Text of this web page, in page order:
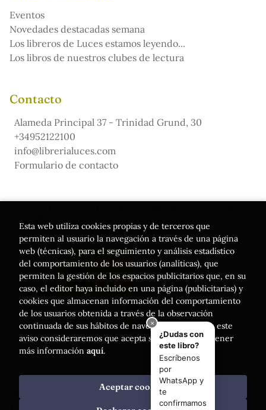
Eventos
Novedades destacadas semana
Los libreros de Luces estamos leyendo...
Los libros de nuestros clubes de lectura
Contacto
Alameda Principal 37 - Trinidad Grund, 30
+34952122100
info@librerialuces.com
Formulario de contacto
Cómic y de la Lectura
. Todos los Derechos Reservados |
Esta web utiliza cookies propias y de terceros que
permiten al usuario la navegación a través de una página
web (técnicas), para el seguimiento y análisis estadístico
del comportamiento de los usuarios (analíticas), que
permiten la gestión de los espacios publicitarios que, en su
caso, el editor haya incluido en una página (publicitarias) y
cookies que almacenan información del comportamiento
de los usuarios obtenida a través de la observación
continuada de sus hábitos de navegación. Si acepta este
aviso consideraremos que acepta su uso. Puede obtener
más información aquí.
Aceptar cookies